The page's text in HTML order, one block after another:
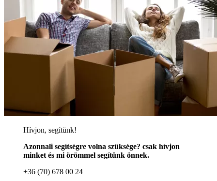
Hívjon, segítünk!
Azonnali segítségre volna szüksége? csak hívjon
minket és mi örömmel segítünk önnek.
+36 (70) 678 00 24